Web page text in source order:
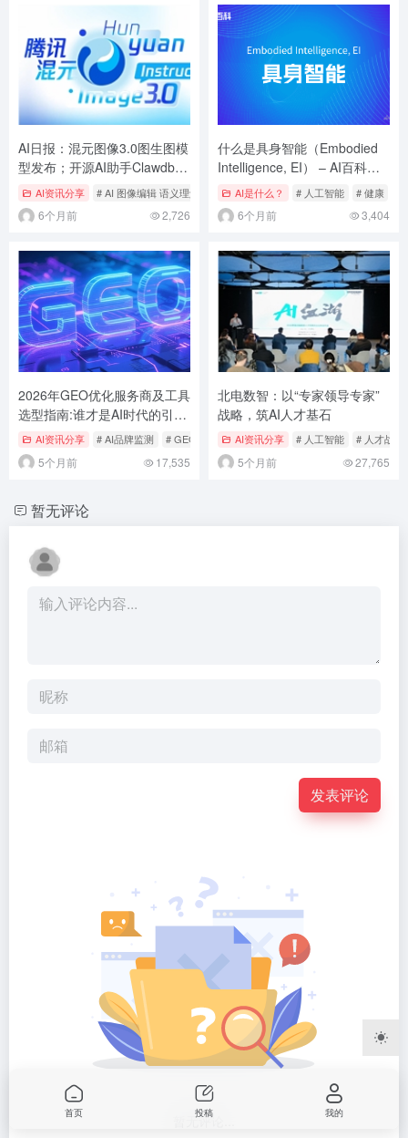
AI日报：混元图像3.0图生图模
型发布；开源AI助手Clawdbot
一夜爆火；京东JoyGlance正
式登陆乐奇AI眼镜
AI资讯分享 # AI 图像编辑 语义理解 腾讯混元 AI图像编辑 语义驱动修图 # 人工
6个月前 2,726
什么是具身智能（Embodied
Intelligence, EI） – AI百科知
识 AI是什么？ # 人工智能 # 健康
6个月前 3,404
2026年GEO优化服务商及工具
选型指南:谁才是AI时代的引流
之王?AI资讯分享 # AI品牌监测 # GEOBase # GEO优化
5个月前 17,535
北电数智：以“专家领导专家”
战略，筑AI人才基石
AI资讯分享 # 人工智能 # 人才战略
5个月前 27,765
暂无评论
发表评论
暂无评论...
首页 投稿 我的